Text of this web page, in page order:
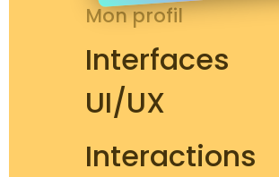
Mon profil
Interfaces
UI/UX
Interactions